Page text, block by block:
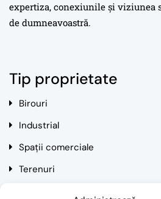
expertiza, conexiunile și viziunea
de dumneavoastră.
Tip proprietate
Birouri
Industrial
Spații comerciale
Terenuri